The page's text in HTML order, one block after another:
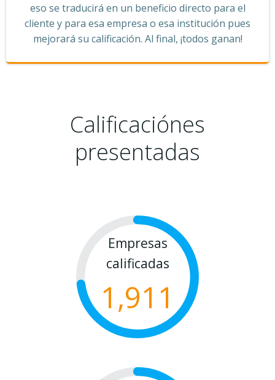
eso se traducirá en un beneficio directo para el
cliente y para esa empresa o esa institución pues
mejorará su calificación. Al final, ¡todos ganan!
Calificaciónes
presentadas
Empresas
calificadas
1,911